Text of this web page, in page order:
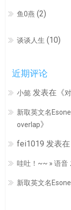
鱼0燕 (2)
谈谈人生 (10)
近期评论
小懿 发表在《
新取英文名
overlap》
fei1019 发表
哇吐！~~ » 语音
新取英文名